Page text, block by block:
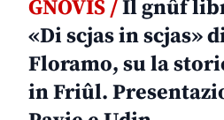
GNOVIS /Il gnûf
«Di scjas in scjas»
Floramo, su la
in Friûl.